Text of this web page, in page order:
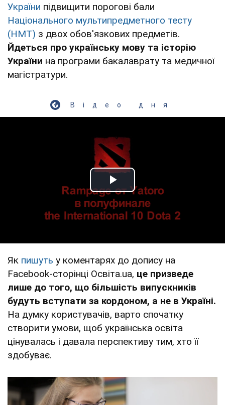
України підвищити порогові бали
Національного мультипредметного тесту
(НМТ) з двох обов'язкових предметів.
Йдеться про українську мову та історію
України на програми бакалаврату та медичної
магістратури.
Відео дня
Play Video
Як пишуть у коментарях до допису на
Facebook-сторінці Освіта.ua, це призведе
лише до того, що більшість випускників
будуть вступати за кордоном, а не в Україні.
На думку користувачів, варто спочатку
створити умови, щоб українська освіта
цінувалась і давала перспективу тим, хто її
здобуває.